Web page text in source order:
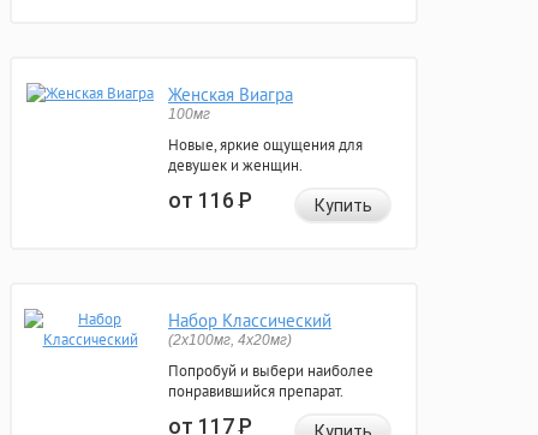
Женская Виагра
100мг
Новые, яркие ощущения для
девушек и женщин.
от 116Р Купить
Набор Классический
(2x100мг, 4x20мг)
Попробуй и выбери наиболее
понравившийся препарат.
от 117Р